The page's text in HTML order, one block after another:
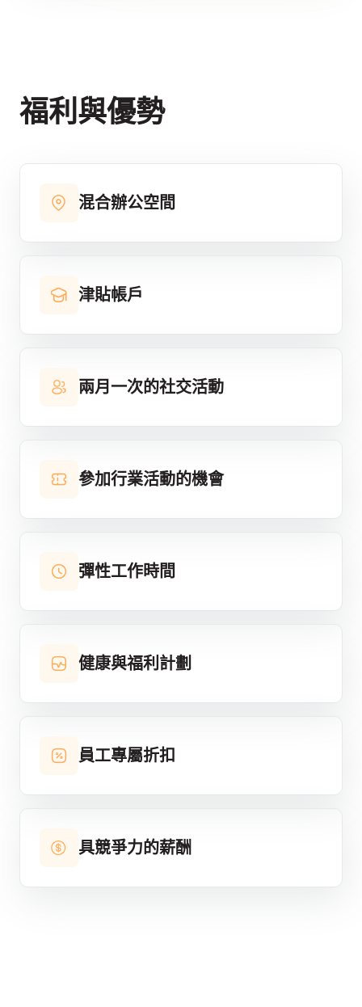
福利與優勢
混合辦公空間
津貼帳戶
兩月一次的社交活動
參加行業活動的機會
彈性工作時間
健康與福利計劃
員工專屬折扣
具競爭力的薪酬